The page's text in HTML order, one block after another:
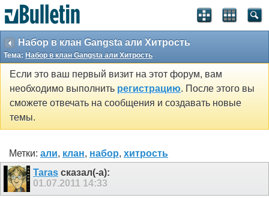
Набор в клан Gangsta али Хитрость
Тема: Набор в клан Gangsta али Хитрость
Если это ваш первый визит на этот форум, вам
необходимо выполнить регистрацию. После этого вы
сможете отвечать на сообщения и создавать новые
темы.
Метки: али, клан, набор, хитрость
Taras сказал(-а):
01.07.2011 14:33